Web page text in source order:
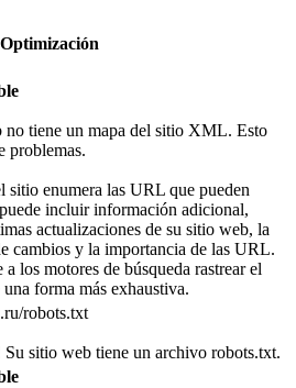
Optimización
no tiene un mapa del sitio XML. Esto
problemas.
sitio enumera las URL que pueden
incluir información adicional,
actualizaciones de su sitio web, la
cambios y la importancia de las URL.
a los motores de búsqueda rastrear el
forma más exhaustiva.
robots.txt
Su sitio web tiene un archivo robots.txt.